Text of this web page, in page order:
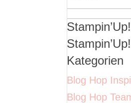
Suchen
nach:
Kategorien
Blog Hop
Blog Hop